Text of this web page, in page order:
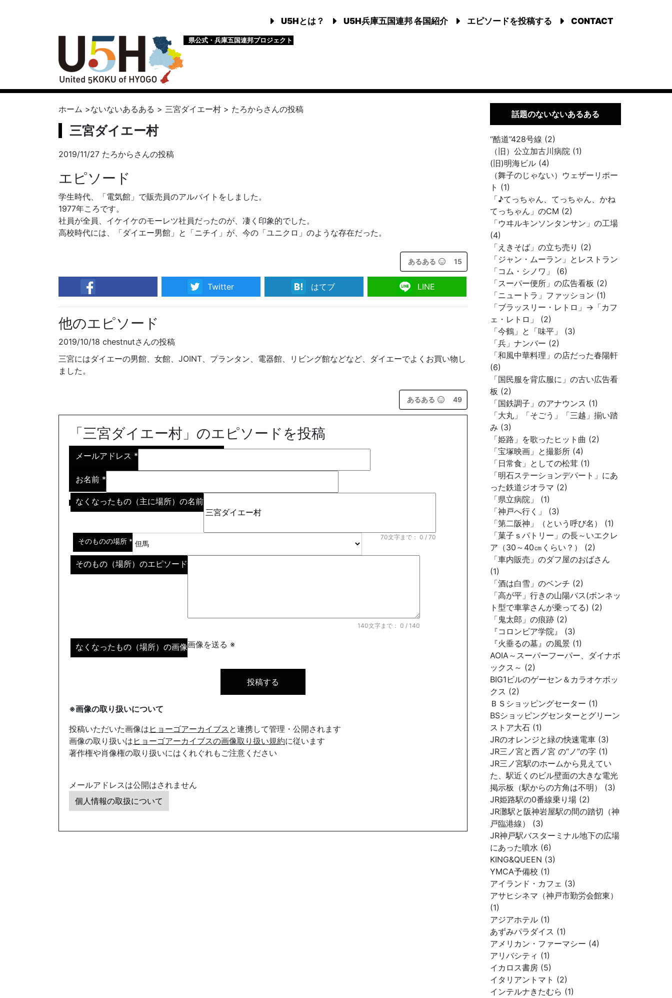
U5Hとは？ U5H兵庫五国連邦 各国紹介 エピソードを投稿する CONTACT
県公式・兵庫五国連邦プロジェクト
ホーム >ないないあるある > 三宮ダイエー村 > たろから さんの投稿
三宮ダイエー村
2019/11/27 たろからさんの投稿
エピソード
学生時代、「電気館」で販売員のアルバイトをしました。
1977年ころです。
社員が全員、イケイケのモーレツ社員だったのが、凄く印象的でした。
高校時代には、「ダイエー男館」と「ニチイ」が、今の「ユニクロ」のような存在だった。
あるある 15
facebook
Twitter はてブ LINE
他のエピソード
2019/10/18 chestnutさんの投稿
三宮にはダイエーの男館、女館、JOINT、プランタン、電器館、リビング館などなど、ダイエーでよくお買い物し
ました。
あるある 49
「三宮ダイエー村」のエピソードを投稿
メールアドレス *
お名前 *
なくなったもの（主に場所）の名前
70文字まで：0 / 70
そのものの場所 *
そのもの（場所）のエピソード
140文字まで：0 / 140
なくなったもの（場所）の画像画像を送る ※
※画像の取り扱いについて
投稿いただいた画像は ヒョーゴアーカイブス と連携して管理・公開されます
画像の取り扱いは ヒョーゴアーカイブスの画像取り扱い規約に従います
著作権や肖像権の取り扱いにはくれぐれもご注意ください
メールアドレスは公開はされません
個人情報の取扱について
話題のないないあるある
“酷道”428号線 (2)
（旧）公立加古川病院 (1)
(旧)明海ビル (4)
（舞子のじゃない）ウェザーリポー
ト (1)
「♪てっちゃん、てっちゃん、かね
てっちゃん」のCM (2)
「ウヰルキンソンタンサン」の工場
(4)
「えきそば」の立ち売り (2)
「ジャン・ムーラン」とレストラン
「コム・シノワ」 (6)
「スーパー便所」の広告看板 (2)
「ニュートラ」ファッション (1)
「ブラッスリー・レトロ」→「カフ
ェ・レトロ」 (2)
「今鶴」と「味平」 (3)
「兵」ナンバー (2)
「和風中華料理」の店だった春陽軒
(6)
「国民服を背広服に」の古い広告看
板 (2)
「国鉄調子」のアナウンス (1)
「大丸」「そごう」「三越」揃い踏
み (3)
「姫路」を歌ったヒット曲 (2)
「宝塚映画」と撮影所 (4)
「日常食」としての松茸 (1)
「明石ステーションデパート」にあ
った鉄道ジオラマ (2)
「県立病院」 (1)
「神戸へ行く」 (3)
「第二阪神」（という呼び名） (1)
「菓子ｓパトリー」の長～いエクレ
ア（30～40㎝くらい？） (2)
「車内販売」のダフ屋のおばさん
(1)
「酒は白雪」のベンチ (2)
「高が平」行きの山陽バス(ボンネッ
ト型で車掌さんが乗ってる) (2)
「鬼太郎」の痕跡 (2)
『コロンビア学院』 (3)
『火垂るの墓』の風景 (1)
AOIA～スーパーフーパー、ダイナボ
ックス～ (2)
BIG1ビルのゲーセン＆カラオケボッ
クス (2)
ＢＳショッピングセーター (1)
BSショッピングセンターとグリーン
ストア大石 (1)
JRのオレンジと緑の快速電車 (3)
JR三ノ宮と西ノ宮 の“ノ”の字 (1)
JR三ノ宮駅のホームから見えてい
た、駅近くのビル壁面の大きな電光
掲示板（駅からの方角は不明） (3)
JR姫路駅の0番線乗り場 (2)
JR灘駅と阪神岩屋駅の間の踏切（神
戸臨港線） (3)
JR神戸駅バスターミナル地下の広場
にあった噴水 (6)
KING&QUEEN (3)
YMCA予備校 (1)
アイランド・カフェ (3)
アサヒシネマ（神戸市勤労会館東）
(1)
アジアホテル (1)
あずみパラダイス (1)
アメリカン・ファーマシー (4)
アリバシティ (1)
イカロス書房 (5)
イタリアントマト (2)
インテルナきたむら (1)